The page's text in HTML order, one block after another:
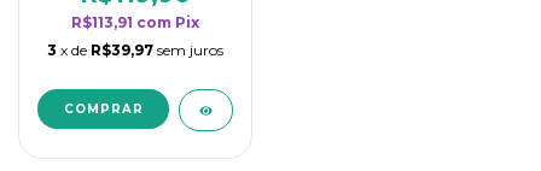
R$113,91 com Pix
3 x de R$39,97 sem juros